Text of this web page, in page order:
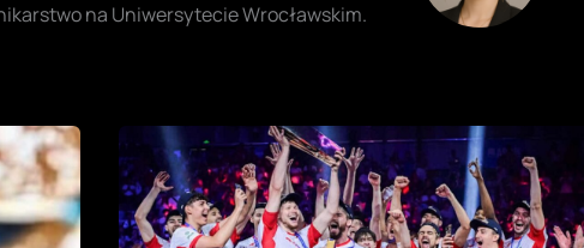
na Uniwersytecie Wrocławskim.